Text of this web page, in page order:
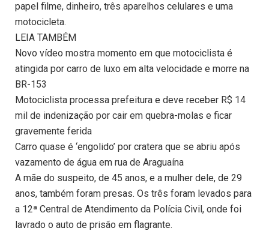
papel filme, dinheiro, três aparelhos celulares e uma
motocicleta.
LEIA TAMBÉM
Novo vídeo mostra momento em que motociclista é
atingida por carro de luxo em alta velocidade e morre na
BR-153
Motociclista processa prefeitura e deve receber R$ 14
mil de indenização por cair em quebra-molas e ficar
gravemente ferida
Carro quase é ‘engolido’ por cratera que se abriu após
vazamento de água em rua de Araguaína
A mãe do suspeito, de 45 anos, e a mulher dele, de 29
anos, também foram presas. Os três foram levados para
a 12ª Central de Atendimento da Polícia Civil, onde foi
lavrado o auto de prisão em flagrante.